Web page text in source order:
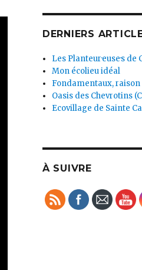
DERNIERS
Les Planteur·euse·s
Mon écolieu idéal
Fondamentaux, raison
Oasis des Chevrotins
Ecovillage de Sainte
À SUIVRE